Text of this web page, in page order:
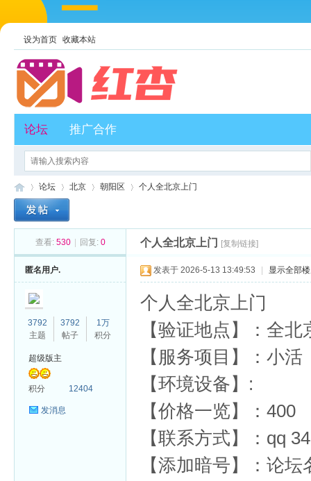
设为首页 收藏本站
论坛 推广合作
论坛
›
北京
›
朝阳区 个人全北京上门
查看: 530 回复: 0 个人全北京上门 [复制链接]
匿名用户.
3792
主题
3792
帖子
1万
积分
超级版主
积分 12404
发消息
发表于 2026-5-13 13:49:53 显示全部
个人全北京上门
【验证地点】：全北
【服务项目】：小
【环境设备】:
【价格一览】：
【联系方式】：qq
【添加暗号】：论坛